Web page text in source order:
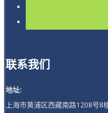
联系我们
地址:
上海市黄浦区西藏南路1208号8